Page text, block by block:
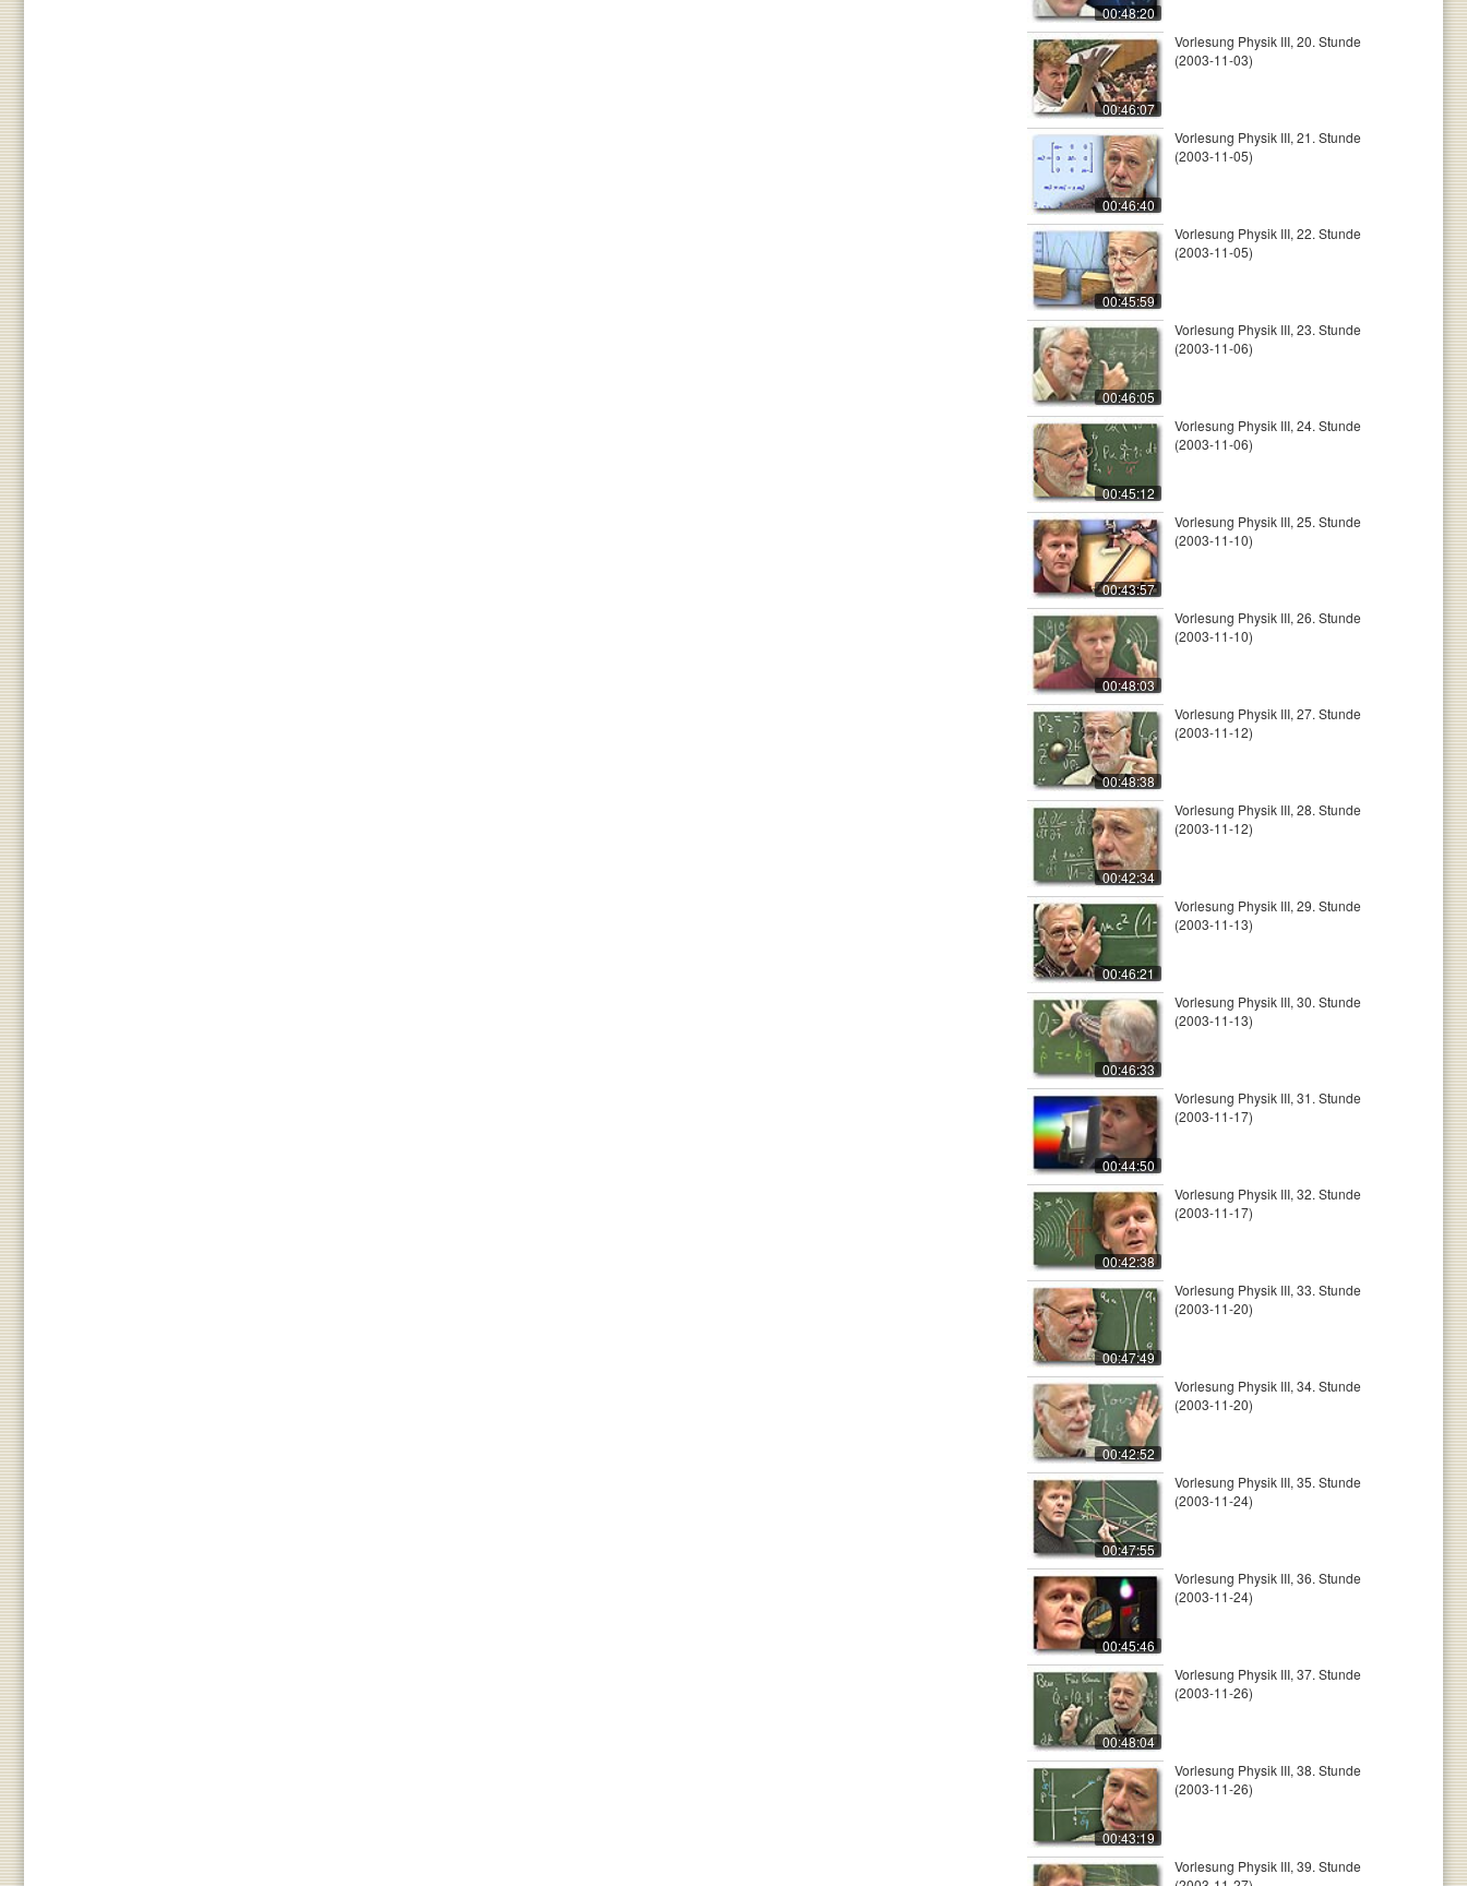
00:48:20
00:46:07
Vorlesung Physik III, 20. Stunde
(2003-11-03)
00:46:40
Vorlesung Physik III, 21. Stunde
(2003-11-05)
00:45:59
Vorlesung Physik III, 22. Stunde
(2003-11-05)
00:46:05
Vorlesung Physik III, 23. Stunde
(2003-11-06)
00:45:12
Vorlesung Physik III, 24. Stunde
(2003-11-06)
00:43:57
Vorlesung Physik III, 25. Stunde
(2003-11-10)
00:48:03
Vorlesung Physik III, 26. Stunde
(2003-11-10)
00:48:38
Vorlesung Physik III, 27. Stunde
(2003-11-12)
00:42:34
Vorlesung Physik III, 28. Stunde
(2003-11-12)
00:46:21
Vorlesung Physik III, 29. Stunde
(2003-11-13)
00:46:33
Vorlesung Physik III, 30. Stunde
(2003-11-13)
00:44:50
Vorlesung Physik III, 31. Stunde
(2003-11-17)
00:42:38
Vorlesung Physik III, 32. Stunde
(2003-11-17)
00:47:49
Vorlesung Physik III, 33. Stunde
(2003-11-20)
00:42:52
Vorlesung Physik III, 34. Stunde
(2003-11-20)
00:47:55
Vorlesung Physik III, 35. Stunde
(2003-11-24)
00:45:46
Vorlesung Physik III, 36. Stunde
(2003-11-24)
00:48:04
Vorlesung Physik III, 37. Stunde
(2003-11-26)
00:43:19
Vorlesung Physik III, 38. Stunde
(2003-11-26)
Vorlesung Physik III, 39. Stunde